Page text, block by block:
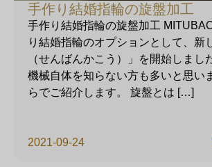
手作り結婚指輪の旋盤加工
2021-09-24
手作り結婚指輪の旋盤加工
り結婚指輪のオプションとして、新
（せんばんかこう）」を開始しまし
機械自体を知らない方も多いと思い
らでご紹介します。 旋盤とは […]